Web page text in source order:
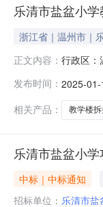
乐清市盐盆小
浙江省｜温州市｜
正文内容： 行政区：
发布时间： 2025-01-
相关产品：
教学楼
乐清市盐盆小
中标｜中标通知
招标单位： 乐清市盐